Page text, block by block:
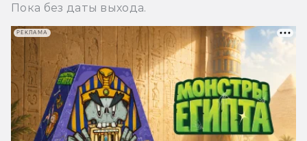
Пока без даты выхода.
РЕКЛАМА